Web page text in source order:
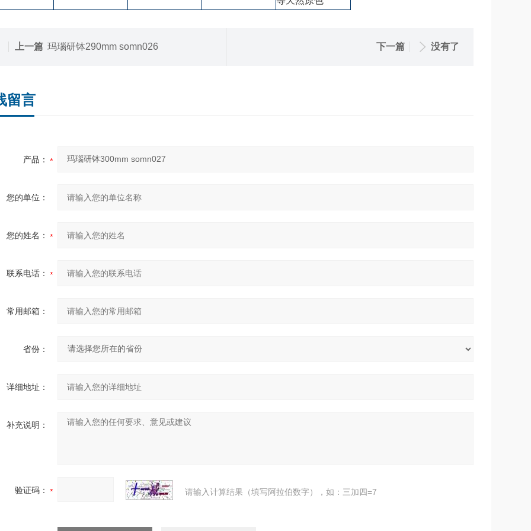
上一篇 玛瑙研钵290mm somn026 下一篇 没有了
留言
产品：
您的单位：
您的姓名：
联系电话：
常用邮箱：
省份：
详细地址：
补充说明：
验证码： 请输入计算结果（填写阿拉伯数字），如：三加四=7